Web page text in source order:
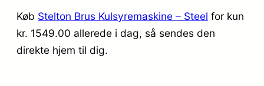
Køb Stelton Brus Kulsyremaskine – Steel for kun
kr. 1549.00 allerede i dag, så sendes den
direkte hjem til dig.